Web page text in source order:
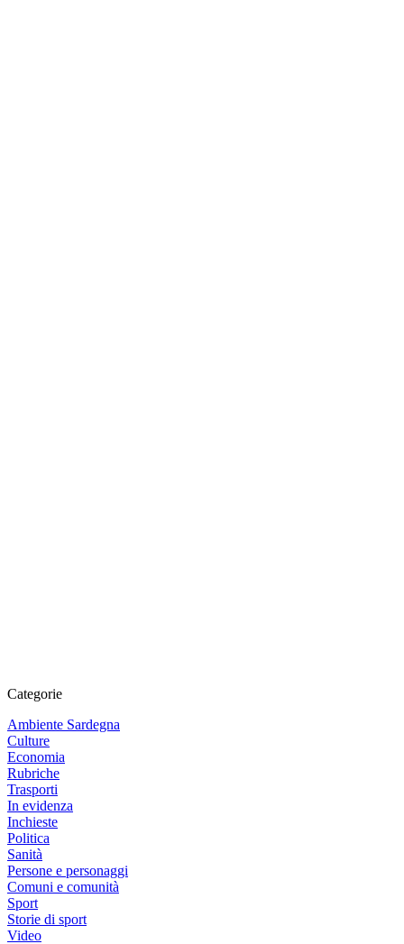
Categorie
Ambiente Sardegna
Culture
Economia
Rubriche
Trasporti
In evidenza
Inchieste
Politica
Sanità
Persone e personaggi
Comuni e comunità
Sport
Storie di sport
Video